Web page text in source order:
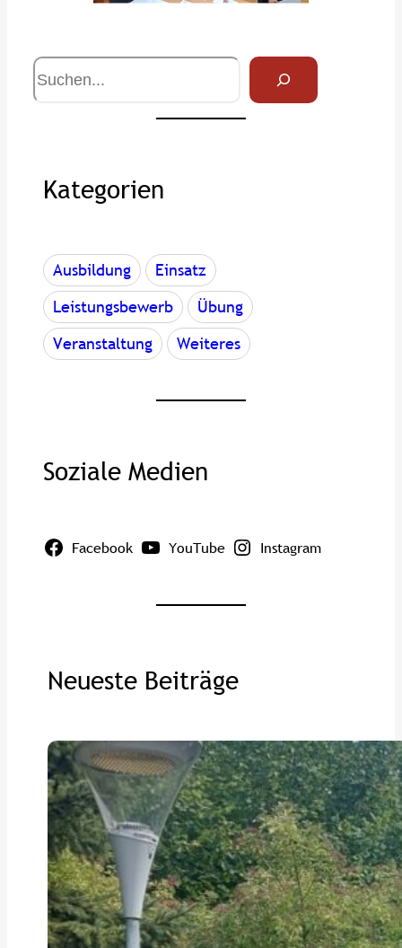
S
u
Kategorien
Ausbildung
Einsatz
Leistungsbewerb
Übung
Veranstaltung
Weiteres
Soziale Medien
Facebook YouTube Instagram
Neueste Beiträge